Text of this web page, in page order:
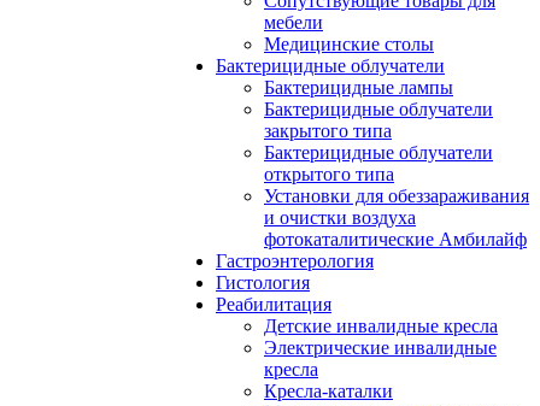
мебели
Медицинские столы
Бактерицидные облучатели
Бактерицидные лампы
Бактерицидные облучатели
закрытого типа
Бактерицидные облучатели
открытого типа
Установки для обеззараживания
и очистки воздуха
фотокаталитические Амбилайф
Гастроэнтерология
Гистология
Реабилитация
Детские инвалидные кресла
Электрические инвалидные
кресла
Кресла-каталки